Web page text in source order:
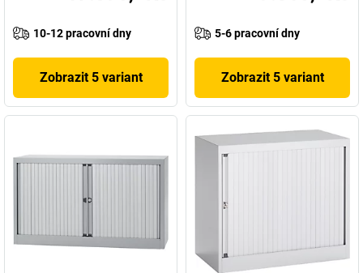
10-12 pracovní dny
Zobrazit 5 variant
5-6 pracovní dny
Zobrazit 5 variant